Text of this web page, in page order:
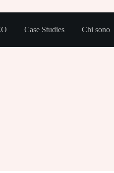
Case Studies Chi sono